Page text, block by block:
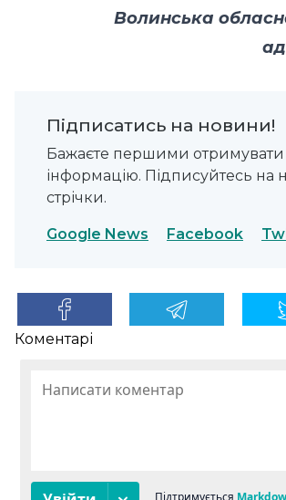
Волинська
Підписатись на новини!
Бажаєте першими
інформацію. Підписуйтесь на
стрічки.
Google News Facebook
Коментарі